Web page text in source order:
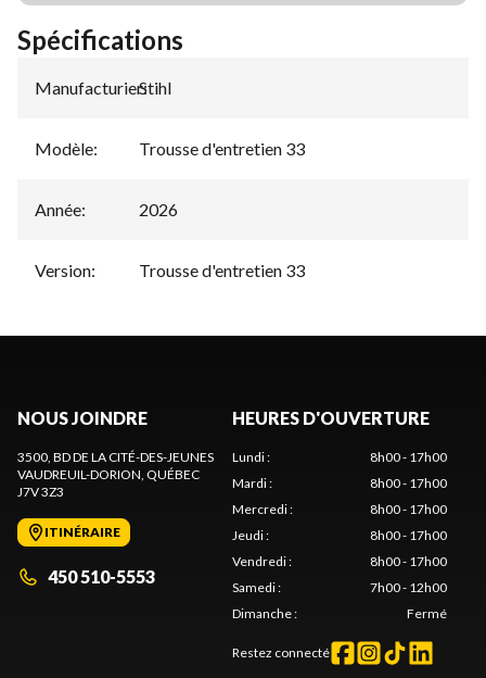
Spécifications
Manufacturier:
Stihl
Modèle: Trousse d'entretien 33
Année: 2026
Version: Trousse d'entretien 33
NOUS JOINDRE
3500, BD DE LA CITÉ-DES-JEUNES
VAUDREUIL-DORION, QUÉBEC
J7V 3Z3
ITINÉRAIRE
450 510-5553
HEURES D'OUVERTURE
Lundi:
8h00 - 17h00
Mardi:
8h00 - 17h00
Mercredi:
8h00 - 17h00
Jeudi:
8h00 - 17h00
Vendredi:
8h00 - 17h00
Samedi:
7h00 - 12h00
Dimanche: Fermé
Restez connecté